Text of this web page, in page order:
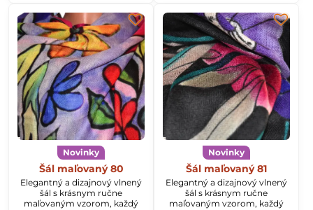
Novinky
Šál maľovaný 80
Elegantný a dizajnový vlnený
šál s krásnym ručne
maľovaným vzorom, každý
Novinky
Šál maľovaný 81
Elegantný a dizajnový vlnený
šál s krásnym ručne
maľovaným vzorom, každý